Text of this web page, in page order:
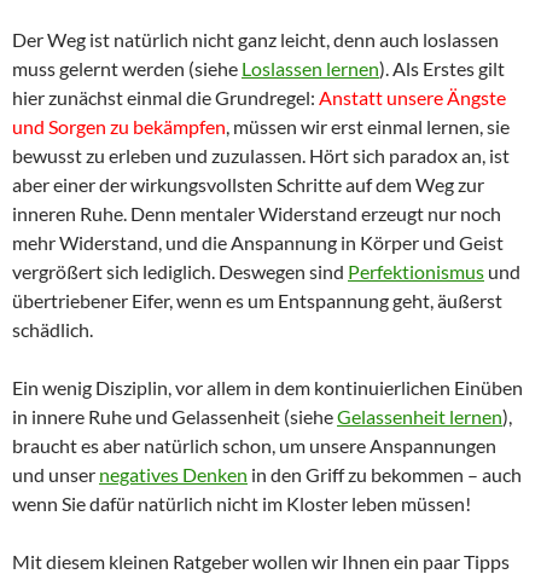
Der Weg ist natürlich nicht ganz leicht, denn auch loslassen
muss gelernt werden (siehe Loslassen lernen). Als Erstes gilt
hier zunächst einmal die Grundregel: Anstatt unsere Ängste
und Sorgen zu bekämpfen, müssen wir erst einmal lernen, sie
bewusst zu erleben und zuzulassen. Hört sich paradox an, ist
aber einer der wirkungsvollsten Schritte auf dem Weg zur
inneren Ruhe. Denn mentaler Widerstand erzeugt nur noch
mehr Widerstand, und die Anspannung in Körper und Geist
vergrößert sich lediglich. Deswegen sind Perfektionismus und
übertriebener Eifer, wenn es um Entspannung geht, äußerst
schädlich.
Ein wenig Disziplin, vor allem in dem kontinuierlichen Einüben
in innere Ruhe und Gelassenheit (sieheGelassenheit lernen),
braucht es aber natürlich schon, um unsere Anspannungen
und unser negatives Denken in den Griff zu bekommen – auch
wenn Sie dafür natürlich nicht im Kloster leben müssen!
Mit diesem kleinen Ratgeber wollen wir Ihnen ein paar Tipps